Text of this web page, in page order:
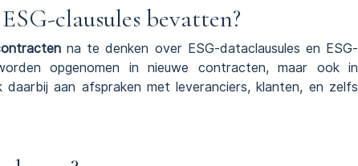
clausules bevatten?
na te denken over ESG-dataclausules en ESG-
opgenomen in nieuwe contracten, maar ook in
aan afspraken met leveranciers, klanten, en zelfs